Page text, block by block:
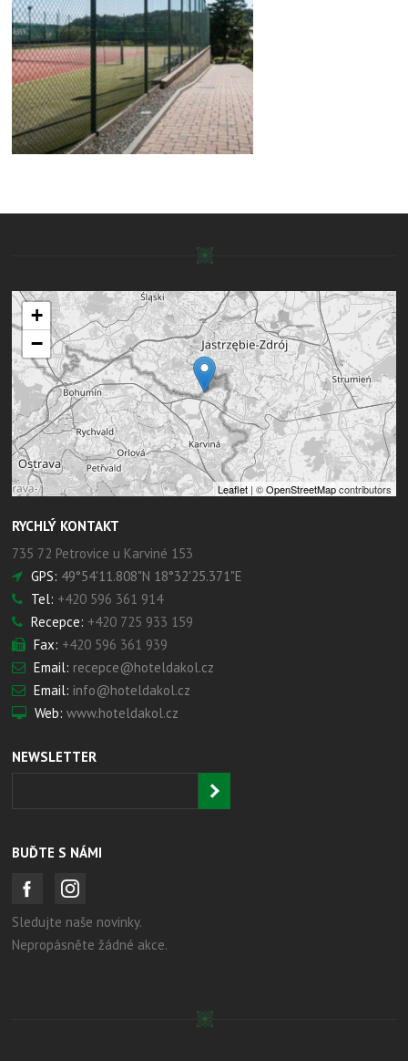
+
−
Leaflet| ©OpenStreetMapcontributors
RYCHLÝ KONTAKT
735 72 Petrovice u Karviné 153
GPS: 49°54'11.808"N 18°32'25.371"E
Tel: +420 596 361 914
Recepce: +420 725 933 159
Fax: +420 596 361 939
Email: recepce@hoteldakol.cz
Email: info@hoteldakol.cz
Web: www.hoteldakol.cz
NEWSLETTER
BUĎTE S NÁMI
Sledujte naše novinky.
Nepropásněte žádné akce.